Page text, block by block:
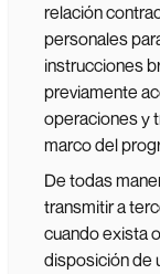
relación
personales
instrucciones
previamente
operaciones y
marco del
De todas
transmitir a
cuando exista
disposición de